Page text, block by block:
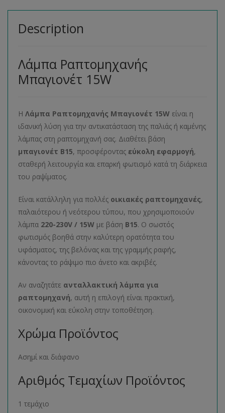
Description
Λάμπα Ραπτομηχανής
Μπαγιονέτ 15W
Η Λάμπα Ραπτομηχανής Μπαγιονέτ 15W είναι η
ιδανική λύση για την αντικατάσταση της παλιάς ή καμένης
λάμπας στη ραπτομηχανή σας. Διαθέτει βάση
μπαγιονέτ B15, προσφέροντας εύκολη εφαρμογή,
σταθερή λειτουργία και επαρκή φωτισμό κατά τη διάρκεια
του ραψίματος.
Είναι κατάλληλη για πολλές οικιακές ραπτομηχανές,
παλαιότερου ή νεότερου τύπου, που χρησιμοποιούν
λάμπα 220-230V / 15W με βάση B15. Ο σωστός
φωτισμός βοηθά στην καλύτερη ορατότητα του
υφάσματος, της βελόνας και της γραμμής ραφής,
κάνοντας το ράψιμο πιο άνετο και ακριβές.
Αν αναζητάτε ανταλλακτική λάμπα για
ραπτομηχανή, αυτή η επιλογή είναι πρακτική,
οικονομική και εύκολη στην τοποθέτηση.
Χρώμα Προϊόντος
Ασημί και διάφανο
Αριθμός Τεμαχίων Προϊόντος
1 τεμάχιο